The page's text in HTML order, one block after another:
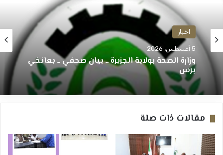
اخبار
5 أغسطس، 2026
وزارة الصحة بولاية الجزيرة ــ بيان صحفي ــ بعانخي
برس
مقالات ذات صلة